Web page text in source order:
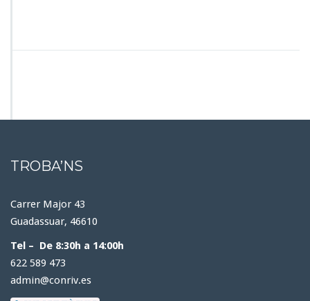
TROBA’NS
Carrer Major 43
Guadassuar, 46610
Tel – De 8:30h a 14:00h
622 589 473
admin@conriv.es